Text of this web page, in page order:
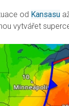
od Kansasu
vytvářet